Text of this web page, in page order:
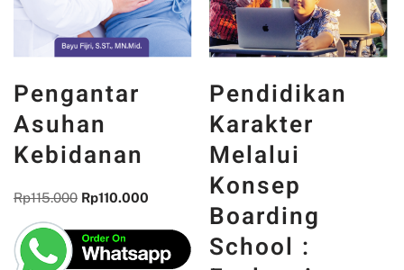
Pengantar
Asuhan
Kebidanan
Rp115.000 Rp110.000
Pendidikan
Karakter
Melalui
Konsep
Boarding
School :